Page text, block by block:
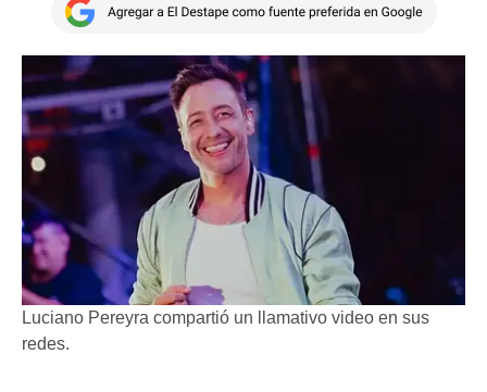
Luciano Pereyra compartió un llamativo video en sus
redes.